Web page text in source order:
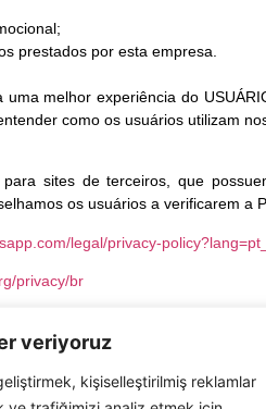
veriyoruz
kişiselleştirilmiş reklamlar
prestados por esta empresa.
uma melhor experiência do
como os usuários utilizam
sites de terceiros, que
os usuários a verificarem a
legal/privacy-
privacy/br
ser atualizada periodicamente.
esta Política de Privacidade,